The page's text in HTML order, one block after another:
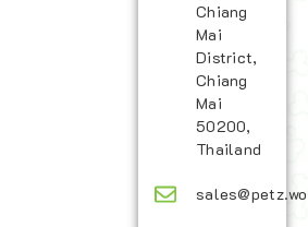
Chiang
Mai
District,
Chiang
Mai
50200,
Thailand